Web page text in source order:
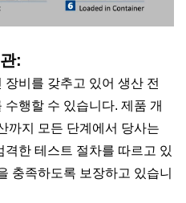
:
비를 갖추고 있어 생산 전
행할 수 있습니다. 제품 개
까지 모든 단계에서 당사는
한 테스트 절차를 따르고 있
충족하도록 보장하고 있습니